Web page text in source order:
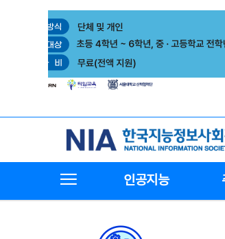
한국지능정보사회진흥원
인공지능
한국지능정보사회진흥원 주요사업